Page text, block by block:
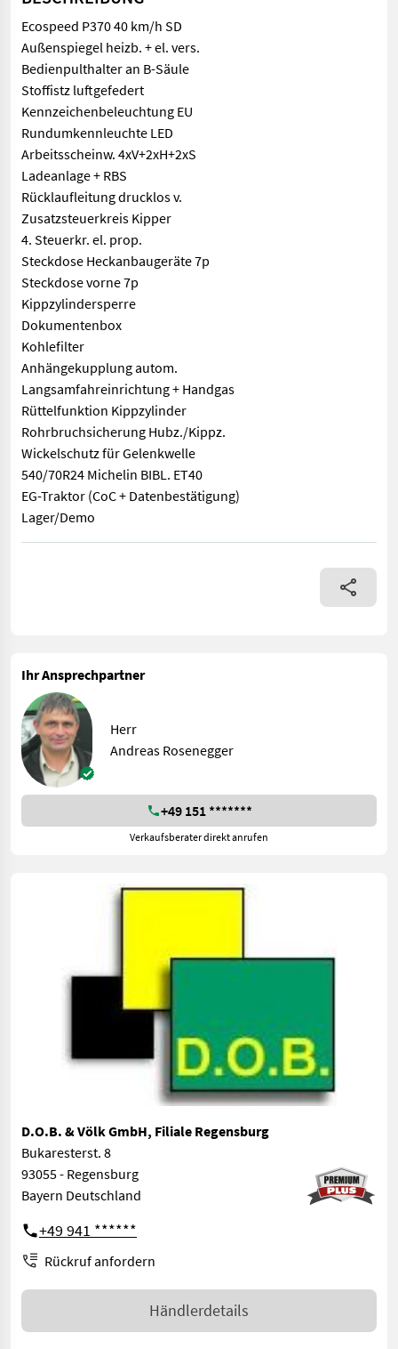
Ecospeed P370 40 km/h SD
Außenspiegel heizb. + el. vers.
Bedienpulthalter an B-Säule
Stoffistz luftgefedert
Kennzeichenbeleuchtung EU
Rundumkennleuchte LED
Arbeitsscheinw. 4xV+2xH+2xS
Ladeanlage + RBS
Rücklaufleitung drucklos v.
Zusatzsteuerkreis Kipper
4. Steuerkr. el. prop.
Steckdose Heckanbaugeräte 7p
Steckdose vorne 7p
Kippzylindersperre
Dokumentenbox
Kohlefilter
Anhängekupplung autom.
Langsamfahreinrichtung + Handgas
Rüttelfunktion Kippzylinder
Rohrbruchsicherung Hubz./Kippz.
Wickelschutz für Gelenkwelle
540/70R24 Michelin BIBL. ET40
EG-Traktor (CoC + Datenbestätigung)
Lager/Demo
Ecospeed P370 40 km/h SD Außenspiegel heizb. + el. vers.
Ihr Ansprechpartner
Herr
Andreas Rosenegger
+49 151 *******
Verkaufsberater direkt anrufen
D.O.B. & Völk GmbH, Filiale Regensburg
Bukaresterst. 8
93055 - Regensburg
Bayern Deutschland
+49 941 ******
Rückruf anfordern
Händlerdetails